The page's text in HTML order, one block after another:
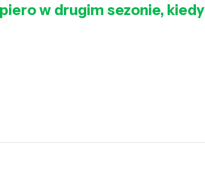
w drugim sezonie, kiedy